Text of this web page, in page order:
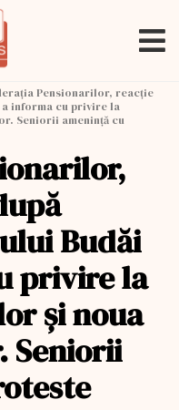
Pensionarilor, reacţie
informa cu privire la
Seniorii ameninţă cu
Budăi
privire la
şi noua
Seniorii